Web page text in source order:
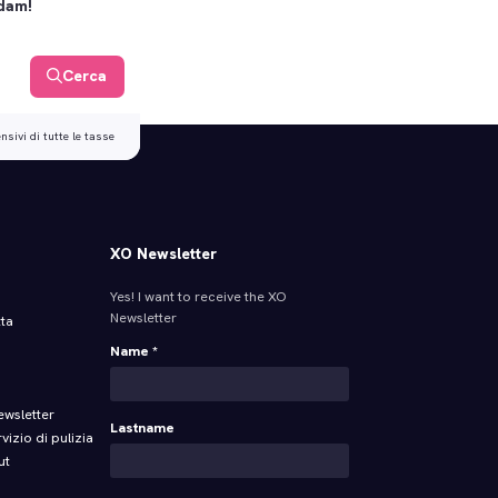
Cerca
di tutte le tasse
di pulizia
XO Newsletter
Yes! I want to receive the XO
Newsletter
Name *
Lastname